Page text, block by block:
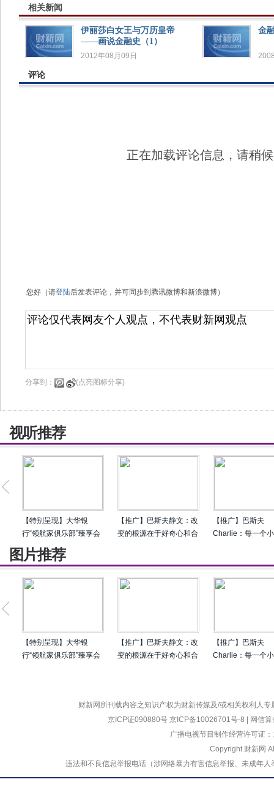
相关新闻
伊丽莎白女王与万历皇帝
——画说金融史（1）
2012年08月09日
金
评论
正在加载评论信息，请稍
您好（请登陆后发表评论，并可同步到腾讯微博和新浪微博）
分享到： (点亮图标分享)
视听推荐
【特别呈现】大华银
行“领航家俱乐部”臻享会
圆满落幕 共论企业出海
新风向
【推广】巴斯夫静文：改
变的根源在于好奇心和合
【推广】巴斯夫
Charlie：每一个
图片推荐
【特别呈现】大华银
行“领航家俱乐部”臻享会
【推广】巴斯夫静文：改
变的根源在于好奇心和合
【推广】巴斯夫
Charlie：每一个
财新网所刊载内容之知识产权为财新传媒及/或相关权利人
京ICP证090880号 京ICP备10026701号-8
网信
广播电视节目制作经营许可证
Copyright 财新网
违法和不良信息举报电话（涉网络暴力有害信息举报、未成